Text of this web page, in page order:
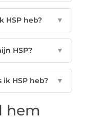
HSP heb? ▼
HSP? ▼
HSP heb? ▼
hem